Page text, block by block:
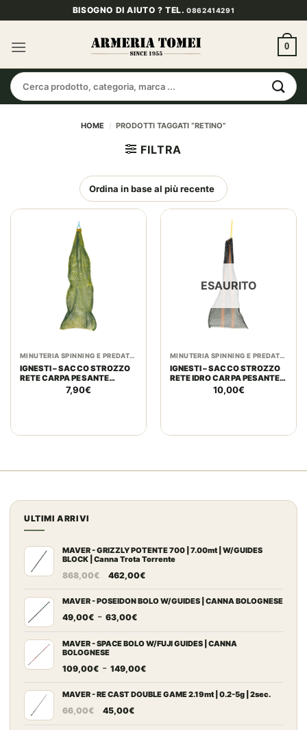
ai
contenuti
BISOGNO DI AIUTO ? TEL.0862414291
0
Cerca:
HOME / PRODOTTI TAGGATI “RETINO”
FILTRA
MINUTERIA SPINNING E PREDATORI
IGNESTI – SACCO STROZZO
RETE CARPA PESANTE
100CM X 12MM
7,90€
ESAURITO
MINUTERIA SPINNING E PREDATORI
IGNESTI – SACCO STROZZO
RETE IDRO CARPA PESANTE
100CM 17MM10,00€
ULTIMI ARRIVI
MAVER - GRIZZLY POTENTE 700 | 7.00mt | W/GUIDES
BLOCK | Canna Trota Torrente
868,00€
Il
originale
era:
462,00€Il
attuale
MAVER - POSEIDON BOLO W/GUIDES | CANNA BOLOGNESE
49,00€ - 63,00€Fascia
prezzo:
49,00€
MAVER - SPACE BOLO W/FUJI GUIDES | CANNA
BOLOGNESE
109,00€ - 149,00€Fascia
prezzo:
MAVER - RE CAST DOUBLE GAME 2.19mt | 0.2-5g | 2sec.
66,00€
Il
45,00€Il